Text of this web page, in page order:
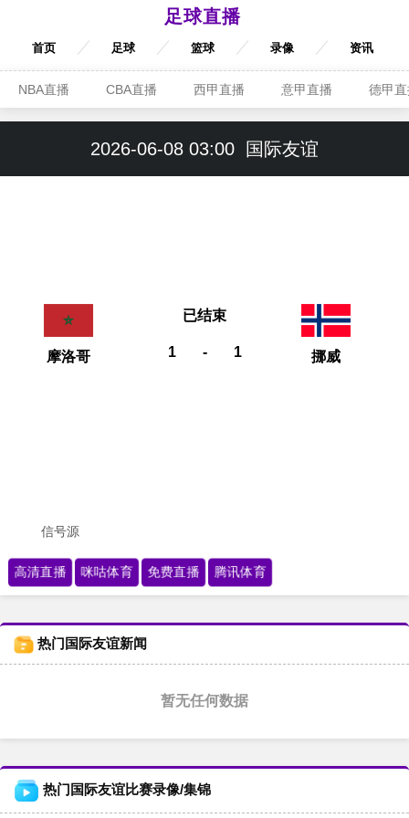
足球直播
首页 足球 篮球 录像 资讯
NBA直播 CBA直播 西甲直播 意甲直播 德甲
2026-06-08 03:00 国际友谊
摩洛哥 1 - 1
已结束
挪威
信号源
高清直播 咪咕体育 免费直播 腾讯体育
热门国际友谊新闻
暂无任何数据
热门国际友谊比赛录像/集锦